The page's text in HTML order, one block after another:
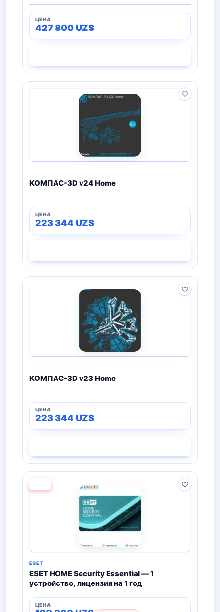
427 800UZS
КОМПАС-3D v24 Home
223 344 UZS
КОМПАС-3D v23 Home
223 344 UZS
ESET
ESET HOME Security Essential — 1
устройство, лицензия на 1 год